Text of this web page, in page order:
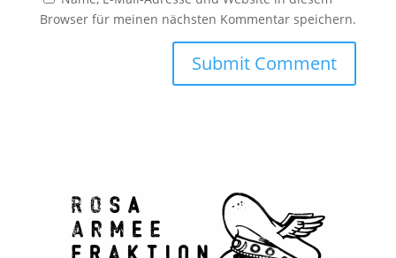
Browser für meinen nächsten Kommentar speichern.